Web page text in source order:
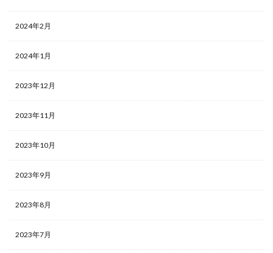
2024年2月
2024年1月
2023年12月
2023年11月
2023年10月
2023年9月
2023年8月
2023年7月